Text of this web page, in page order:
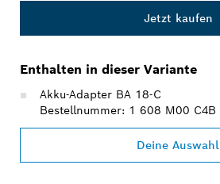
Jetzt kaufen
Enthalten in dieser Variante
Akku-Adapter BA 18-C
Bestellnummer: 1 608 M00 C4B
Deine Auswahl